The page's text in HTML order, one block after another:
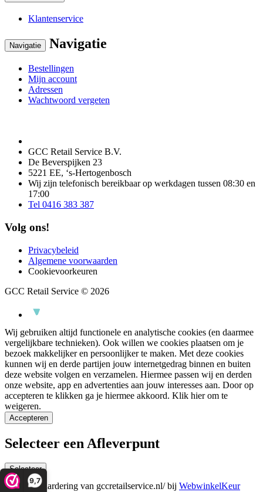
9,7
Klantenservice
Navigatie Navigatie
Bestellingen
Mijn account
Adressen
Wachtwoord vergeten
GCC Retail Service B.V.
De Beverspijken 23
5221 EE, ‘s-Hertogenbosch
Wij zijn telefonisch bereikbaar op werkdagen tussen 08:30 en
17:00
Tel 0416 383 387
Volg ons!
Privacybeleid
Algemene voorwaarden
Cookievoorkeuren
GCC Retail Service © 2026
Wij gebruiken altijd functionele en analytische cookies (en daarmee
vergelijkbare technieken). Ook willen we cookies plaatsen om je
bezoek makkelijker en persoonlijker te maken. Met deze cookies
kunnen wij en derde partijen jouw internetgedrag binnen en buiten
deze website volgen en verzamelen. Hiermee passen wij en derden
onze website, app en advertenties aan jouw interesses aan. Door op
accepteren te klikken ga je hiermee akkoord. Klik hier om te
weigeren.
Accepteren
Selecteer een Afleverpunt
Selecteer
De waardering van gccretailservice.nl/ bij WebwinkelKeur